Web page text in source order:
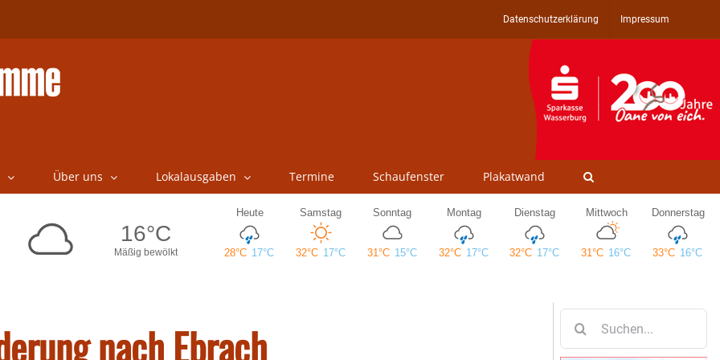
Datenschutzerklärung Impressum
Über uns Lokalausgaben Termine Schaufenster Plakatwand
nach Ebrach
nach: